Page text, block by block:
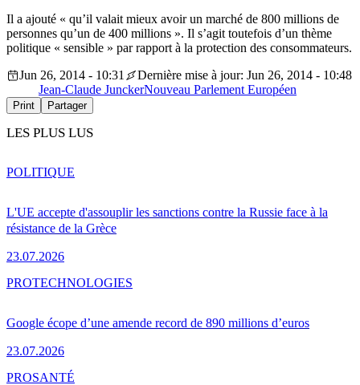
Il a ajouté « qu’il valait mieux avoir un marché de 800 millions de
personnes qu’un de 400 millions ». Il s’agit toutefois d’un thème
politique « sensible » par rapport à la protection des consommateurs.
Jun 26, 2014 - 10:31
Dernière mise à jour: Jun 26, 2014 - 10:48
Jean-Claude JunckerNouveau Parlement Européen
Print Partager
LES PLUS LUS
L'UE accepte d'assouplir les sanctions contre la Russie face à la
résistance de la Grèce
23.07.2026
POLITIQUE
Google écope d’une amende record de 890 millions d’euros
23.07.2026
PROTECHNOLOGIES
PROSANTÉ